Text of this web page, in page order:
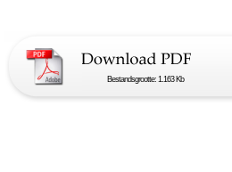
Bestandsgrootte: 1.163 Kb